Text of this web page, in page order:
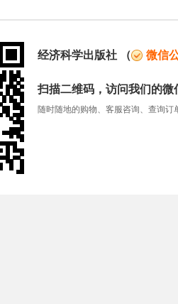
经济科学出版社 （ 微信
扫描二维码，访问我们的微
随时随地的购物、客服咨询、查询订